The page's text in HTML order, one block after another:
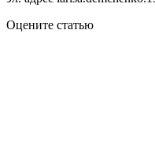
Оцените статью